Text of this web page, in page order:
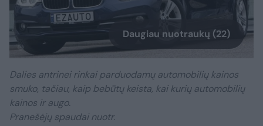
Daugiau nuotraukų (22)
Dalies antrinei rinkai parduodamų automobilių kainos
smuko, tačiau, kaip bebūtų keista, kai kurių automobilių
kainos ir augo.
Pranešėjų spaudai nuotr.